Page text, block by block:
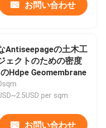
格子
お問い合わせ
Antiseepageの土木工
ェクトのための密度
Hdpe Geomembrane
per sqm
お問い合わせ